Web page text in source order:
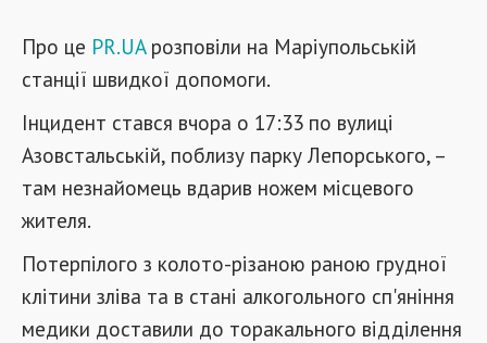
Про це PR.UAрозповіли на Маріупольській
станції швидкої допомоги.
Інцидент стався вчора о 17:33 по вулиці
Азовстальській, поблизу парку Лепорського, –
там незнайомець вдарив ножем місцевого
жителя.
Потерпілого з колото-різаною раною грудної
клітини зліва та в стані алкогольного сп'яніння
медики доставили до торакального відділення